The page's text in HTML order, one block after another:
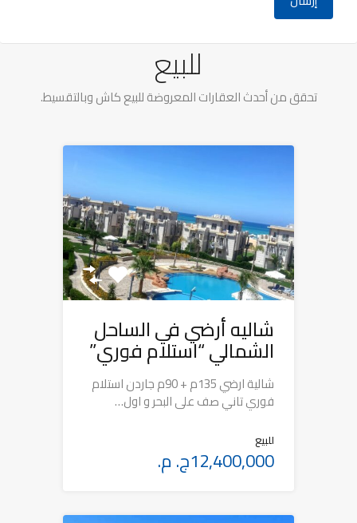
للبيع
تحقق من أحدث العقارات المعروضة للبيع كاش وبالتقسيط.
شاليه أرضي في الساحل
الشمالي “استلام فوري”
شالية ارضي 135م + 90م جاردن استلام
فوري تاني صف على البحر و اول…
للبيع
12,400,000ج. م.